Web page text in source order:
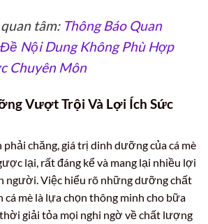
tâm: Thông Báo Quan
Nội Dung Không Phù Hợp
Chuyên Môn
Vượt Trội Và Lợi Ích Sức
phải chăng, giá trị dinh dưỡng của cá mè
lại, rất đáng kể và mang lại nhiều lợi
người. Việc hiểu rõ những dưỡng chất
cá mè là lựa chọn thông minh cho bữa
thời giải tỏa mọi nghi ngờ về chất lượng